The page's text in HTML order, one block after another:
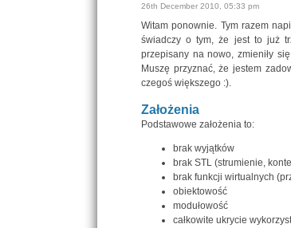
26th December 2010, 05:33 pm
Witam ponownie. Tym razem
świadczy o tym, że jest to już
przepisany na nowo, zmieniły
Muszę przyznać, że jestem
czegoś większego :).
Założenia
Podstawowe założenia to:
brak wyjątków
brak STL (strumienie,
brak funkcji wirtualnych
obiektowość
modułowość
całkowite ukrycie